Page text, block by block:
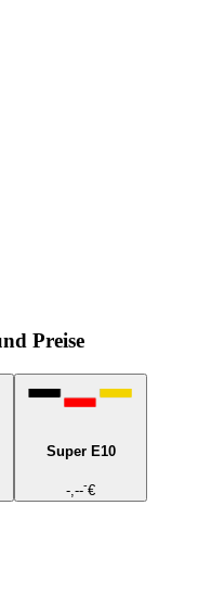
Preise
Super E10
-,---€